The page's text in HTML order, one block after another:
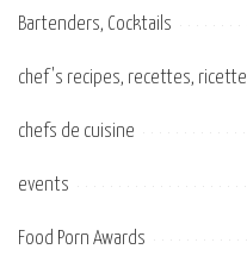
Bartenders, Cocktails
chef's recipes, recettes, ricette
chefs de cuisine
events
Food Porn Awards